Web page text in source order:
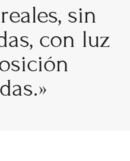
sin
con luz